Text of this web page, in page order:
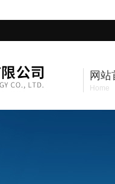
网站
Home